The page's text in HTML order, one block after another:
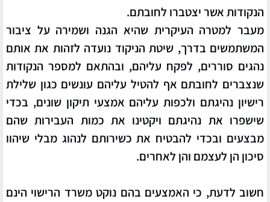
הנקודות אשר יצטברו לחובתם.
מעבר למטרה העיקרית שהיא הגנה ושמירה על ציבור
המשתמשים בדרך, שיטת הניקוד נועדה לזהות את אותם
נהגים סוררים, לפקח עליהם, ובהתאם למספר הנקודות
שנצברים לחובתם אף להטיל עליהם עונשים כגון שלילת
רישיון נהיגתם ולכפות עליהם אמצעי תיקון שונים, בכדי
שישפרו את נהיגתם ויקטינו את כמות העבירות שהם
מבצעים ובכדי להבטיח את כשירותם לנהוג מבלי שיהוו
סיכון הן לעצמם והן לאחרים.
חשוב לדעת, כי האמצעים בהם נוקט משרד הרישוי הינם